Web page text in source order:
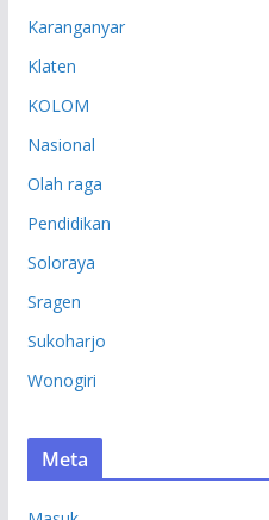
Karanganyar
Klaten
KOLOM
Nasional
Olah raga
Pendidikan
Soloraya
Sragen
Sukoharjo
Wonogiri
Meta